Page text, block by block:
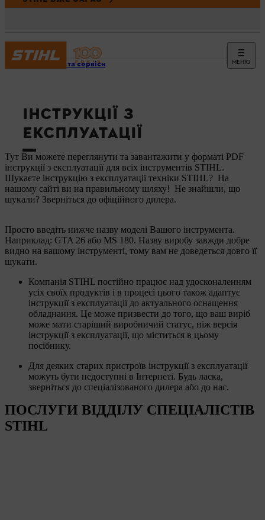
МЕНЮ
Новини та сервіси
ІНСТРУКЦІЇ З
ЕКСПЛУАТАЦІЇ
Тут Ви можете переглянути та завантажити у форматі PDF
інструкції з експлуатації для всіх інструментів STIHL.
Шукаєте інструкцію з експлуатації техніки STIHL? На
нашому сайті ви на правильному шляху! Не знайшли, що
шукали? Зверніться до офіційного дилера.
Просто введіть нижче назву моделі Вашого інструмента.
Наприклад: GTA 26 або MS 180. Назву виробу завжди добре
видно на вашому інструменті, тому вам не доведеться довго її
шукати.
Компанія STIHL постійно працює над удосконаленням
усіх своїх продуктів і в процесі цього також адаптує
інструкції з експлуатації до актуального оснащення
обладнання. Це може призвести до того, що ваш виріб
може мати старіший виробничий статус, ніж версія
інструкції з експлуатації, що міститься в цьому
посібнику.
Для деяких старих пристроїв інструкції з експлуатації
можуть бути недоступні в Інтернеті. Будь ласка,
зверніться до спеціалізованого дилера або до нас.
ПОСЛУГИ ВІДДІЛУ СПЕЦІАЛІСТІВ
STIHL